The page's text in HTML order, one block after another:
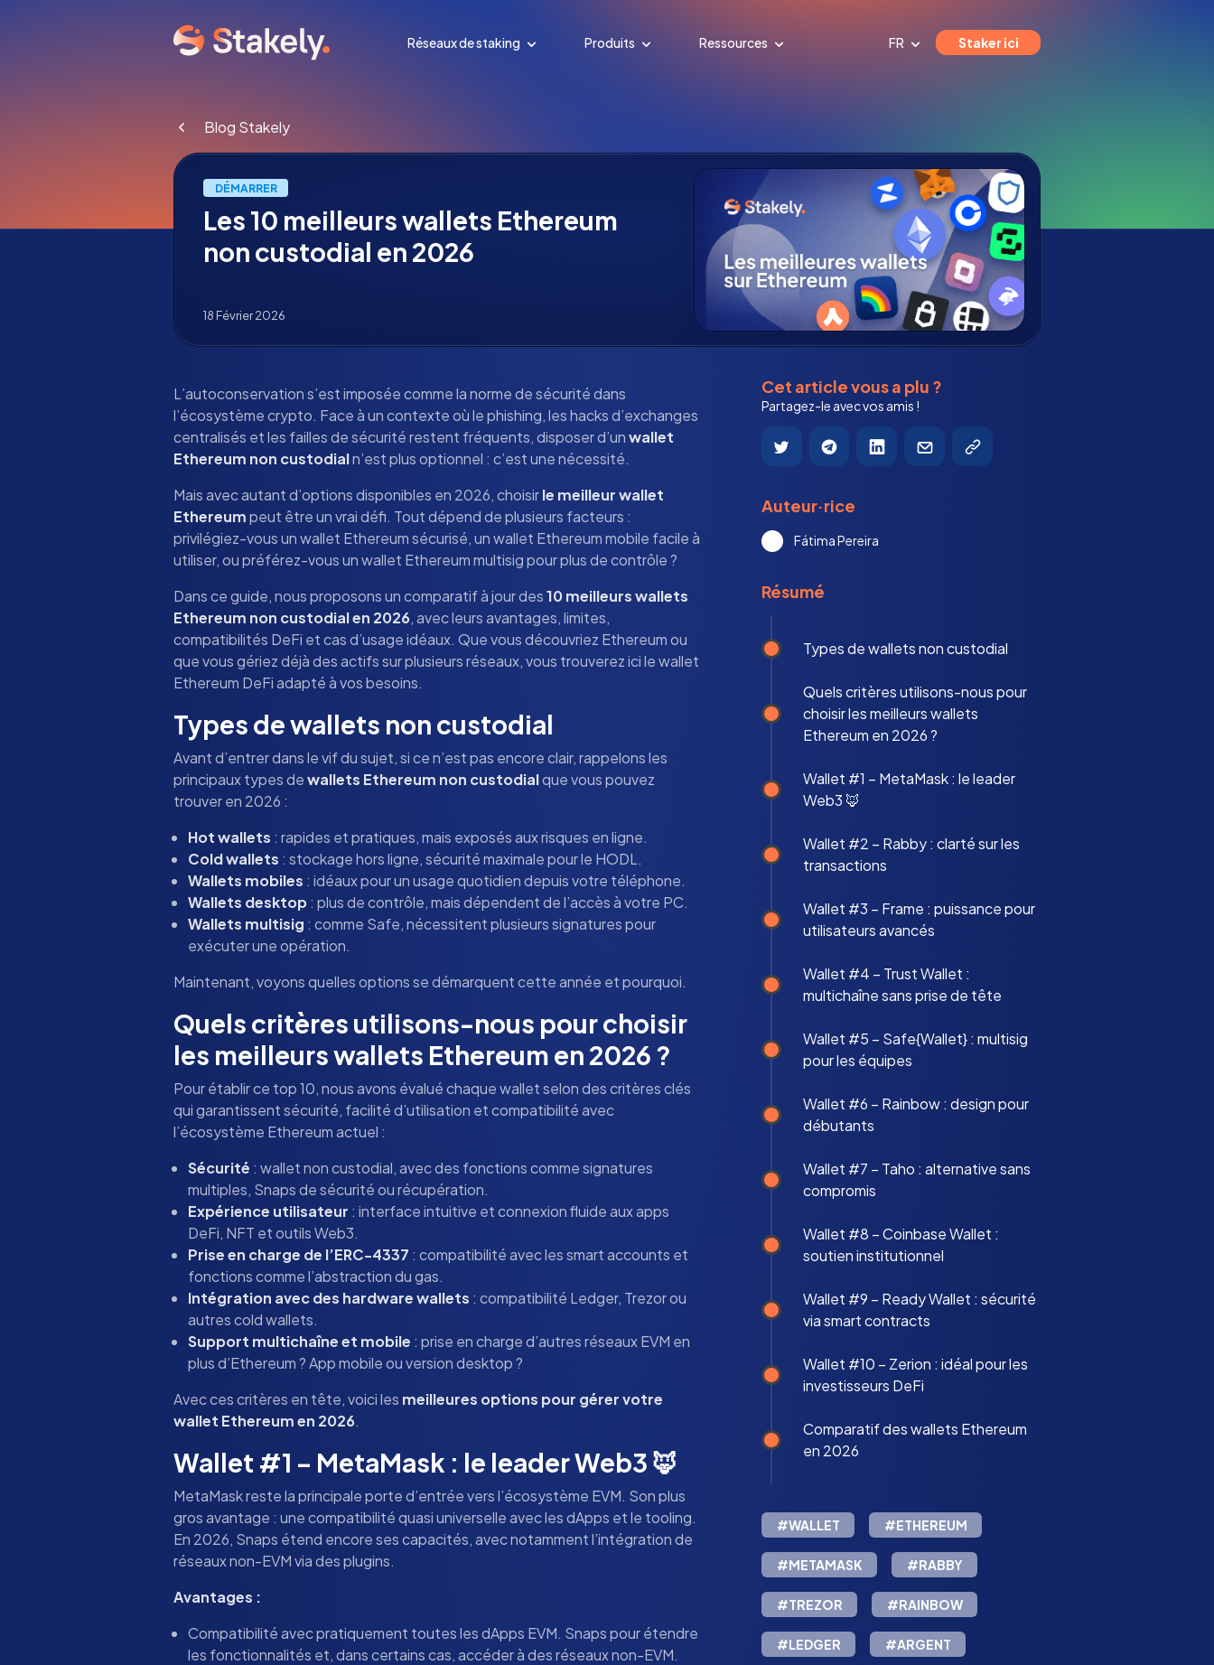
Réseaux de staking Produits Ressources FR Staker ici
Blog Stakely
DÉMARRER
Les 10 meilleurs wallets Ethereum
non custodial en 2026
18 Février 2026
L’autoconservation s’est imposée comme la norme de sécurité dans
l’écosystème crypto. Face à un contexte où le phishing, les hacks d’exchanges
centralisés et les failles de sécurité restent fréquents, disposer d’unwallet
Ethereum non custodialn’est plus optionnel : c’est une nécessité.
Mais avec autant d’options disponibles en 2026, choisirle meilleur wallet
Ethereumpeut être un vrai défi. Tout dépend de plusieurs facteurs :
privilégiez-vous un wallet Ethereum sécurisé, un wallet Ethereum mobile facile à
utiliser, ou préférez-vous un wallet Ethereum multisig pour plus de contrôle ?
Dans ce guide, nous proposons un comparatif à jour des10 meilleurs wallets
Ethereum non custodial en 2026, avec leurs avantages, limites,
compatibilités DeFi et cas d’usage idéaux. Que vous découvriez Ethereum ou
que vous gériez déjà des actifs sur plusieurs réseaux, vous trouverez ici le wallet
Ethereum DeFi adapté à vos besoins.
Types de wallets non custodial
Avant d’entrer dans le vif du sujet, si ce n’est pas encore clair, rappelons les
principaux types dewallets Ethereum non custodialque vous pouvez
trouver en 2026 :
Hot wallets : rapides et pratiques, mais exposés aux risques en ligne.
Cold wallets : stockage hors ligne, sécurité maximale pour le HODL.
Wallets mobiles : idéaux pour un usage quotidien depuis votre téléphone.
Wallets desktop: plus de contrôle, mais dépendent de l’accès à votre PC.
Wallets multisig : comme Safe, nécessitent plusieurs signatures pour
exécuter une opération.
Maintenant, voyons quelles options se démarquent cette année et pourquoi.
Quels critères utilisons-nous pour choisir
les meilleurs wallets Ethereum en 2026 ?
Pour établir ce top 10, nous avons évalué chaque wallet selon des critères clés
qui garantissent sécurité, facilité d’utilisation et compatibilité avec
l’écosystème Ethereum actuel :
Sécurité : wallet non custodial, avec des fonctions comme signatures
multiples, Snaps de sécurité ou récupération.
Expérience utilisateur : interface intuitive et connexion fluide aux apps
DeFi, NFT et outils Web3.
Prise en charge de l’ERC-4337 : compatibilité avec les smart accounts et
fonctions comme l’abstraction du gas.
Intégration avec des hardware wallets : compatibilité Ledger, Trezor ou
autres cold wallets.
Support multichaîne et mobile : prise en charge d’autres réseaux EVM en
plus d’Ethereum ? App mobile ou version desktop ?
Avec ces critères en tête, voici les meilleures options pour gérer votre
wallet Ethereum en 2026.
Wallet #1 – MetaMask : le leader Web3 🦊
MetaMask reste la principale porte d’entrée vers l’écosystème EVM. Son plus
gros avantage : une compatibilité quasi universelle avec les dApps et le tooling.
En 2026, Snaps étend encore ses capacités, avec notamment l’intégration de
réseaux non-EVM via des plugins.
Avantages :
Compatibilité avec pratiquement toutes les dApps EVM. Snaps pour étendre
les fonctionnalités et, dans certains cas, accéder à des réseaux non-EVM.
Cet article vous a plu ?
Partagez-le avec vos amis !
Auteur·rice
Fátima Pereira
Résumé
Types de wallets non custodial
Quels critères utilisons-nous pour
choisir les meilleurs wallets
Ethereum en 2026 ?
Wallet #1 – MetaMask : le leader
Web3 🦊
Wallet #2 – Rabby : clarté sur les
transactions
Wallet #3 – Frame : puissance pour
utilisateurs avancés
Wallet #4 – Trust Wallet :
multichaîne sans prise de tête
Wallet #5 – Safe{Wallet} : multisig
pour les équipes
Wallet #6 – Rainbow : design pour
débutants
Wallet #7 – Taho : alternative sans
compromis
Wallet #8 – Coinbase Wallet :
soutien institutionnel
Wallet #9 – Ready Wallet : sécurité
via smart contracts
Wallet #10 – Zerion : idéal pour les
investisseurs DeFi
Comparatif des wallets Ethereum
en 2026
#WALLET #ETHEREUM
#METAMASK #RABBY
#TREZOR #RAINBOW
#LEDGER #ARGENT